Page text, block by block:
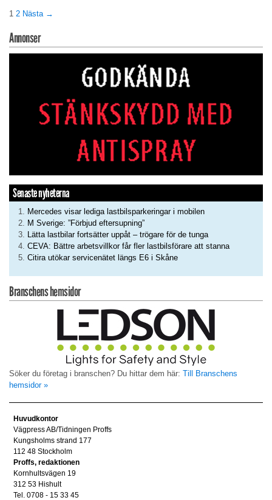
1 2 Nästa →
Annonser
Senaste nyheterna
Mercedes visar lediga lastbilsparkeringar i mobilen
M Sverige: ”Förbjud eftersupning”
Lätta lastbilar fortsätter uppåt – trögare för de tunga
CEVA: Bättre arbetsvillkor får fler lastbilsförare att stanna
Citira utökar servicenätet längs E6 i Skåne
Branschens hemsidor
Söker du företag i branschen? Du hittar dem här: Till Branschens
hemsidor »
Huvudkontor
Vägpress AB/Tidningen Proffs
Kungsholms strand 177
112 48 Stockholm
Proffs, redaktionen
Kornhultsvägen 19
312 53 Hishult
Tel. 0708 - 15 33 45